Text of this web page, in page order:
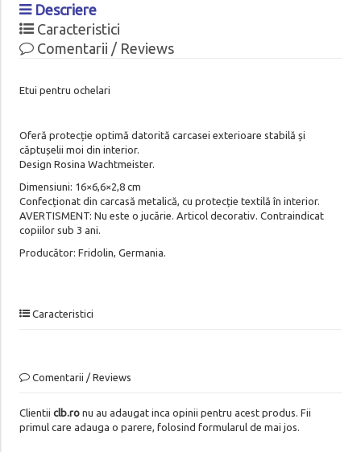
Descriere
Caracteristici
Comentarii / Reviews
Etui pentru ochelari
Oferă protecție optimă datorită carcasei exterioare stabilă și
căptușelii moi din interior.
Design Rosina Wachtmeister.
Dimensiuni: 16×6,6×2,8 cm
Confecționat din carcasă metalică, cu protecție textilă în interior.
AVERTISMENT: Nu este o jucărie. Articol decorativ. Contraindicat
copiilor sub 3 ani.
Producător: Fridolin, Germania.
Caracteristici
Comentarii / Reviews
Clientii clb.ronu au adaugat inca opinii pentru acest produs. Fii
primul care adauga o parere, folosind formularul de mai jos.